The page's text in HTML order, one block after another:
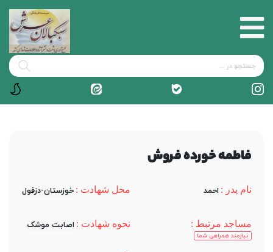
فاطمه خورده فروش
نام پدر : احمد
مساجد مرتبط :
نیازمند همراهی شما
محل شهادت : خوزستان-دزفول
نحوه شهادت : اصابت موشک